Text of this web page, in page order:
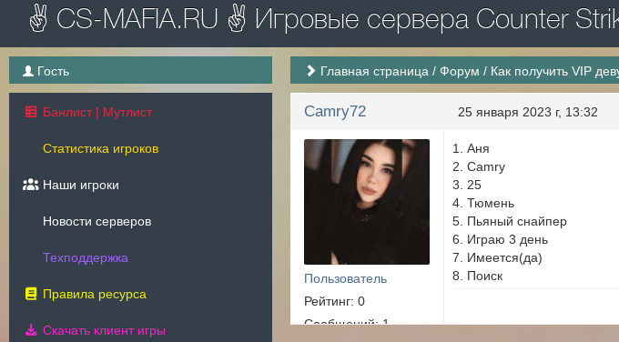
✌ CS-MAFIA.RU ✌ Игровые сервера Counter
Гость
Банлист | Мутлист
Статистика игроков
Наши игроки
Новости серверов
Техподдержка
Правила ресурса
Скачать клиент игры
Главная страница /Форум / Как получить VIP
Camry72 25 января 2023 г, 13:32
Пользователь
Рейтинг: 0
Сообщений: 1
Аня
Camry
25
Тюмень
Пьяный снайпер
Играю 3 день
Имеется(да)
Поиск